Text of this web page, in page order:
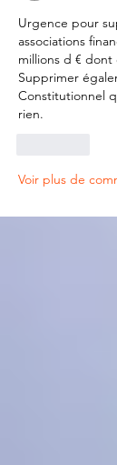
Urgence pour
associations
millions d € dont
Supprimer
Constitutionnel
rien.
Voir plus de